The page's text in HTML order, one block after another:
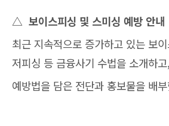
△ 보이스피싱 및 스미싱 예방 안내
최근 지속적으로 증가하고 있는 보
저피싱 등 금융사기 수법을 소개하고,
예방법을 담은 전단과 홍보물을 배